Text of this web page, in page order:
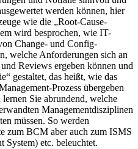
werden können, hier
wie die „Root-Cause-
wird besprochen, wie IT-
Change- und Config-
welche Anforderungen sich an
Reviews ergeben können und
gestaltet, das heißt, wie das
Prozess übergeben
Sie abrundend, welche
Managementdisziplinen
müssen. So werden
zum BCM aber auch zum ISMS
System) etc. beleuchtet.